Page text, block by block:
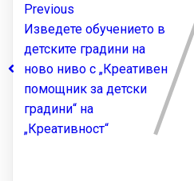
Previous
Изведете обучението в
детските градини на
ново ниво с „Креативен
помощник за детски
градини“ на
„Креативност“